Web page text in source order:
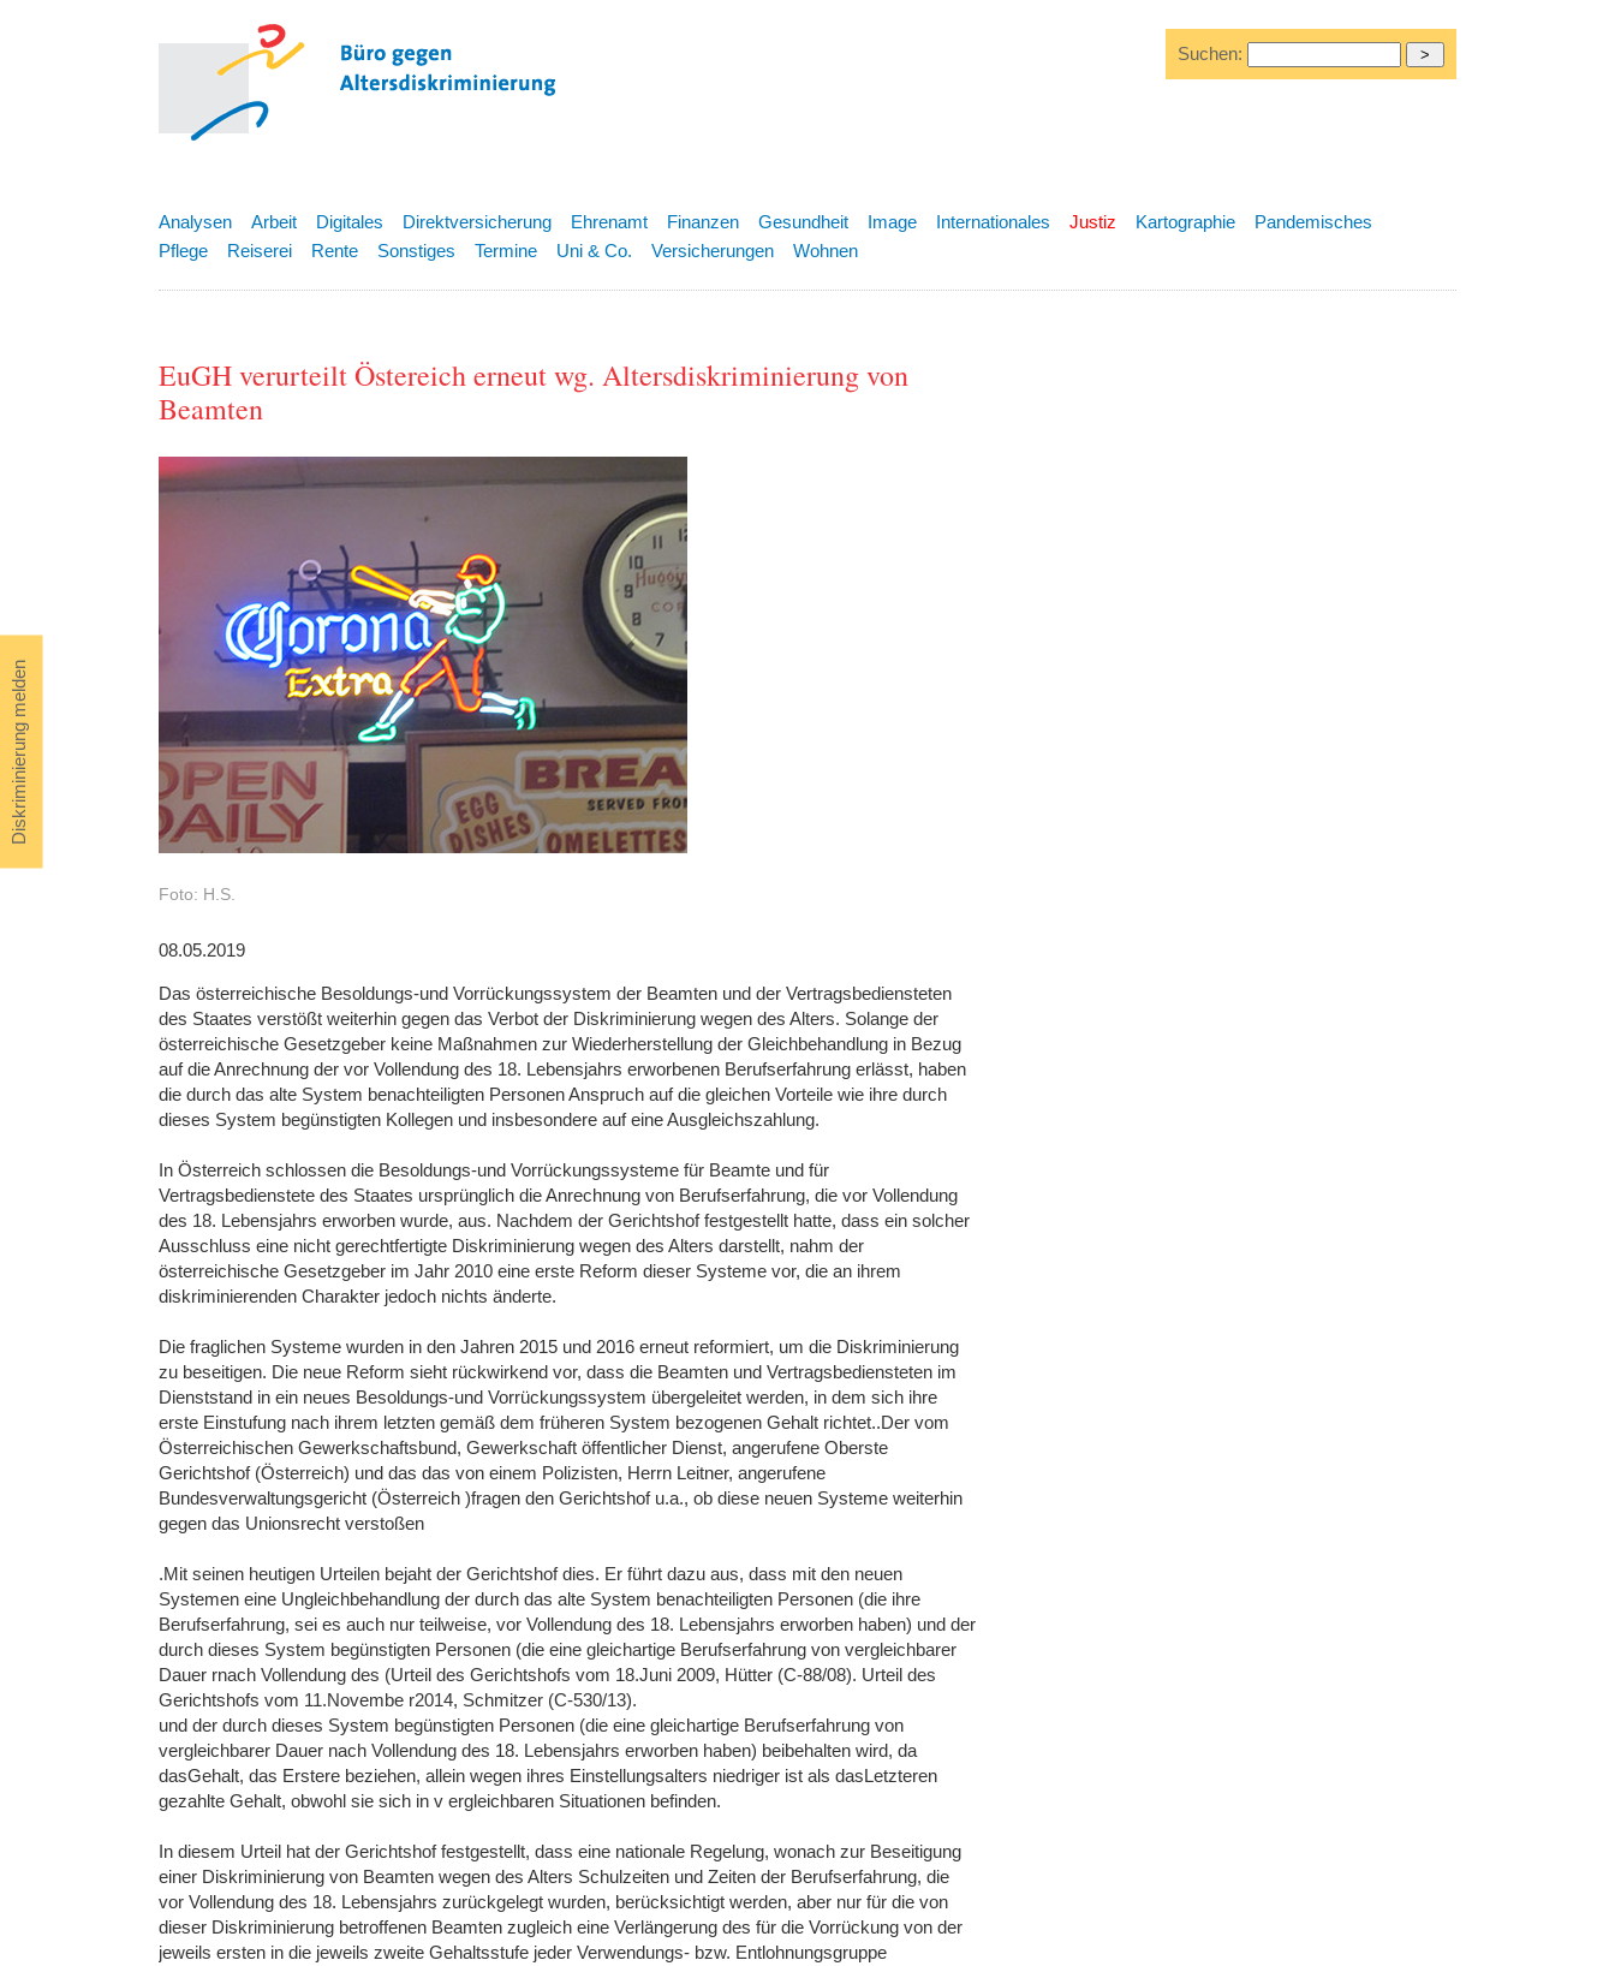
Diskriminierung melden
Suchen:
Analysen Arbeit Digitales Direktversicherung Ehrenamt Finanzen Gesundheit Image Internationales Justiz Kartographie
Pandemisches
Pflege
Reiserei Rente Sonstiges Termine Uni & Co. Versicherungen Wohnen
EuGH verurteilt Östereich erneut wg. Altersdiskriminierung von
Beamten
Foto: H.S.
08.05.2019
Das österreichische Besoldungs-und Vorrückungssystem der Beamten und der Vertragsbediensteten
des Staates verstößt weiterhin gegen das Verbot der Diskriminierung wegen des Alters. Solange der
österreichische Gesetzgeber keine Maßnahmen zur Wiederherstellung der Gleichbehandlung in Bezug
auf die Anrechnung der vor Vollendung des 18. Lebensjahrs erworbenen Berufserfahrung erlässt, haben
die durch das alte System benachteiligten Personen Anspruch auf die gleichen Vorteile wie ihre durch
dieses System begünstigten Kollegen und insbesondere auf eine Ausgleichszahlung.
In Österreich schlossen die Besoldungs-und Vorrückungssysteme für Beamte und für
Vertragsbedienstete des Staates ursprünglich die Anrechnung von Berufserfahrung, die vor Vollendung
des 18. Lebensjahrs erworben wurde, aus. Nachdem der Gerichtshof festgestellt hatte, dass ein solcher
Ausschluss eine nicht gerechtfertigte Diskriminierung wegen des Alters darstellt, nahm der
österreichische Gesetzgeber im Jahr 2010 eine erste Reform dieser Systeme vor, die an ihrem
diskriminierenden Charakter jedoch nichts änderte.
Die fraglichen Systeme wurden in den Jahren 2015 und 2016 erneut reformiert, um die Diskriminierung
zu beseitigen. Die neue Reform sieht rückwirkend vor, dass die Beamten und Vertragsbediensteten im
Dienststand in ein neues Besoldungs-und Vorrückungssystem übergeleitet werden, in dem sich ihre
erste Einstufung nach ihrem letzten gemäß dem früheren System bezogenen Gehalt richtet..Der vom
Österreichischen Gewerkschaftsbund, Gewerkschaft öffentlicher Dienst, angerufene Oberste
Gerichtshof (Österreich) und das das von einem Polizisten, Herrn Leitner, angerufene
Bundesverwaltungsgericht (Österreich )fragen den Gerichtshof u.a., ob diese neuen Systeme weiterhin
gegen das Unionsrecht verstoßen
.Mit seinen heutigen Urteilen bejaht der Gerichtshof dies. Er führt dazu aus, dass mit den neuen
Systemen eine Ungleichbehandlung der durch das alte System benachteiligten Personen (die ihre
Berufserfahrung, sei es auch nur teilweise, vor Vollendung des 18. Lebensjahrs erworben haben) und der
durch dieses System begünstigten Personen (die eine gleichartige Berufserfahrung von vergleichbarer
Dauer rnach Vollendung des (Urteil des Gerichtshofs vom 18.Juni 2009, Hütter (C-88/08). Urteil des
Gerichtshofs vom 11.Novembe r2014, Schmitzer (C-530/13).
und der durch dieses System begünstigten Personen (die eine gleichartige Berufserfahrung von
vergleichbarer Dauer nach Vollendung des 18. Lebensjahrs erworben haben) beibehalten wird, da
dasGehalt, das Erstere beziehen, allein wegen ihres Einstellungsalters niedriger ist als dasLetzteren
gezahlte Gehalt, obwohl sie sich in v ergleichbaren Situationen befinden.
In diesem Urteil hat der Gerichtshof festgestellt, dass eine nationale Regelung, wonach zur Beseitigung
einer Diskriminierung von Beamten wegen des Alters Schulzeiten und Zeiten der Berufserfahrung, die
vor Vollendung des 18. Lebensjahrs zurückgelegt wurden, berücksichtigt werden, aber nur für die von
dieser Diskriminierung betroffenen Beamten zugleich eine Verlängerung des für die Vorrückung von der
jeweils ersten in die jeweils zweite Gehaltsstufe jeder Verwendungs- bzw. Entlohnungsgruppe